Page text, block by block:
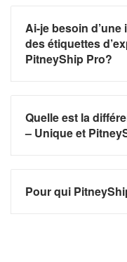
Ai-je besoin
des étiquettes
PitneyShip Pro?
Quelle est la
– Unique et
Pour qui